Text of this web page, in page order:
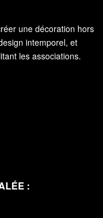
une décoration hors
intemporel, et
les associations.
: